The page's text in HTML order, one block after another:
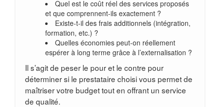
Quel est le coût réel des services proposés
et que comprennent-ils exactement ?
Existe-t-il des frais additionnels (intégration,
formation, etc.) ?
Quelles économies peut-on réellement
espérer à long terme grâce à l’externalisation ?
Il s’agit de peser le pour et le contre pour
déterminer si le prestataire choisi vous permet de
maîtriser votre budget tout en offrant un service
de qualité.